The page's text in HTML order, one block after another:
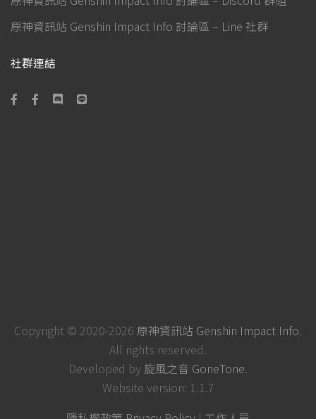
原神資訊站 Genshin Impact Info 討論區 – Line 社群
社群連結
Copyright © 2020-2026 原神資訊站 Genshin Impact Info.
All rights reserved.
Developed by 旋風之音 GoneTone.
Website version: 1.1.7